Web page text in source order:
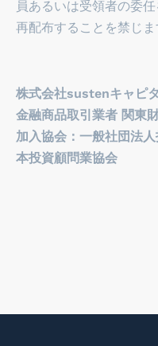
員あるいは受領者の委
再配布することを禁じま
株式会社sustenキャピ
金融商品取引業者 関東
加入協会：一般社団法
本投資顧問業協会